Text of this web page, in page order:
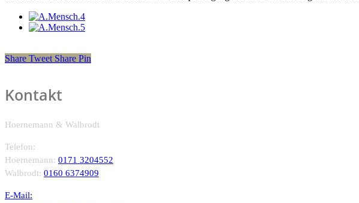
Share Tweet Share Pin
Kontakt
Hoernemann & Walbrodt
Telefon:
Hoernemann: 0171 3204552
Walbrodt: 0160 6374909
E-Mail: